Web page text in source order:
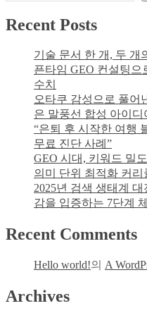
Recent Posts
기술 문서 한 개, 두 개
픈타임 GEO 컨설팅으
수치
오타쿠 감성으로 풀어
은 말풍선 합성 아이디
“은퇴 후 시작한 여행
무료 진단 사례”
GEO 시대, 키워드 밀
의미 단위 최적화 커리
2025년 검색 생태계
감을 입증하는 7단계
Recent Comments
Hello world!의 A
Archives